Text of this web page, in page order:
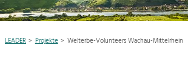
Region
Projekte
Projekte in diesem Kontext angezeigt.
Natur- &
LEADER Projekte Welterbe-Volunteers Wachau-Mittelrhein